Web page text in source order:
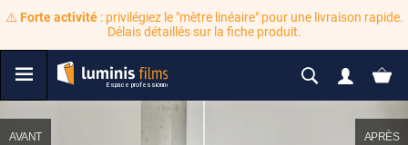
⚠️ Forte activité: privilégiez le "mètre linéaire" pour une livraison rapide.
Délais détaillés sur la fiche produit.
AVANT APRÈS